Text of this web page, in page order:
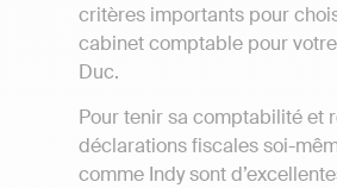
critères importants pour
cabinet comptable pour
Duc.
Pour tenir sa comptabilité et
déclarations fiscales soi-
comme Indy sont